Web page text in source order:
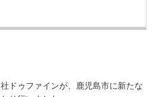
ドゥファインが、鹿児島市に新たな